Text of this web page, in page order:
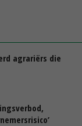
agrariërs die